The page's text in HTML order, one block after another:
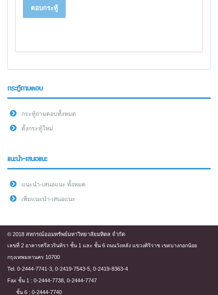
ตอบกระทู้
กระทู้ถามตอบ
กระทู้ถามตอบทั้งหมด
ตั้งกระทู้ใหม่
แนะนำ-เสนอแนะ
แนะนำ-เสนอแนะ ทั้งหมด
เพิ่มแนะนำ-เสนอแนะ
© 2018 สหกรณ์ออมทรัพย์มหาวิทยาลัยมหิดล จำกัด
เลขที่ 2 อาคารศรีสวรินทิรา ชั้น 1 และ ชั้น 6 ถนนวังหลัง แขวงศิริราช เขตบางกอกน้อย
กรุงเทพมหานคร 10700
Tel. 0-2444-7741-3, 0-2419-7543-5, 0-2419-8363-4
Fax ชั้น 1 : 0-2444-7738, 0-2444-7747
ชั้น 6 : 0-2444-7740